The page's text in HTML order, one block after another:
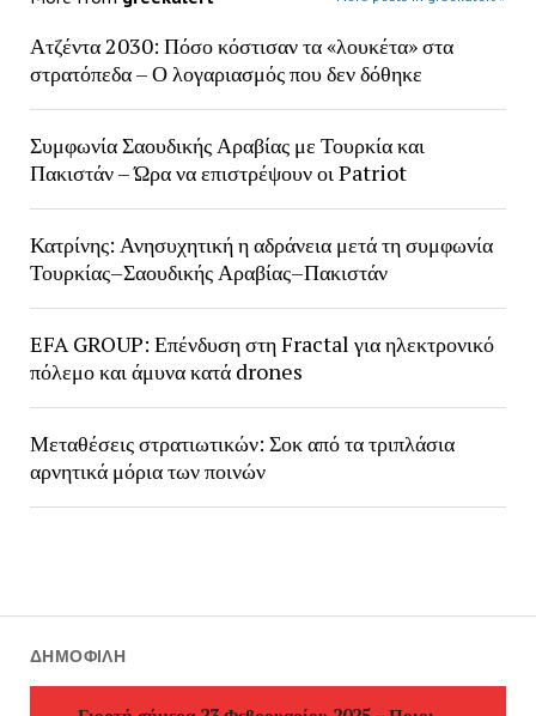
Ατζέντα 2030: Πόσο κόστισαν τα «λουκέτα» στα
στρατόπεδα – Ο λογαριασμός που δεν δόθηκε
Συμφωνία Σαουδικής Αραβίας με Τουρκία και
Πακιστάν – Ώρα να επιστρέψουν οι Patriot
Κατρίνης: Ανησυχητική η αδράνεια μετά τη συμφωνία
Τουρκίας–Σαουδικής Αραβίας–Πακιστάν
EFA GROUP: Επένδυση στη Fractal για ηλεκτρονικό
πόλεμο και άμυνα κατά drones
Μεταθέσεις στρατιωτικών: Σοκ από τα τριπλάσια
αρνητικά μόρια των ποινών
ΔΗΜΟΦΙΛΉ